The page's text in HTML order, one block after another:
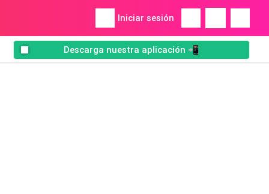
Iniciar sesión
Descarga nuestra aplicación 📲